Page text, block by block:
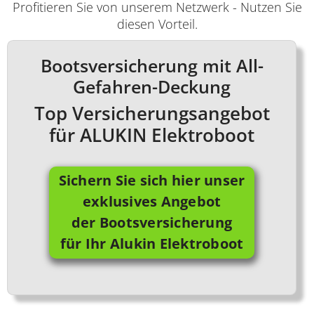
Profitieren Sie von unserem Netzwerk - Nutzen Sie
diesen Vorteil.
Bootsversicherung mit All-
Gefahren-Deckung
Top Versicherungsangebot
für ALUKIN Elektroboot
Sichern Sie sich hier unser
exklusives Angebot
der Bootsversicherung
für Ihr Alukin Elektroboot